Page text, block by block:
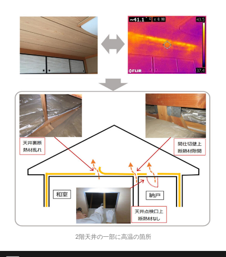
2階天井の一部に高温の箇所